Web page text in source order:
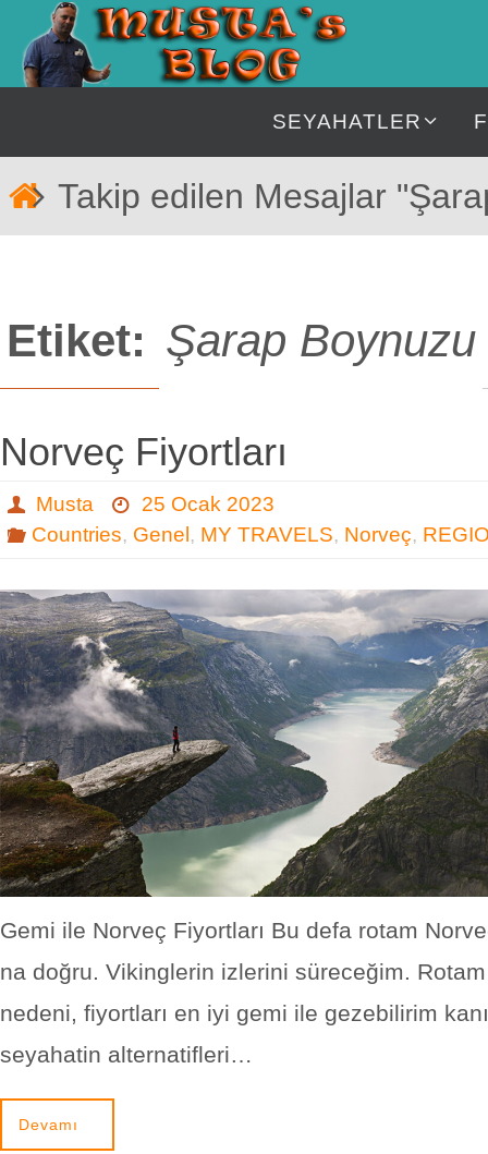
İçeriğe
geç
SEYAHATLER
Takip edilen Mesajlar
Etiket: Şarap Boynuzu
Norveç Fiyortları
Musta
25 Ocak 2023
Countries, Genel , MY TRAVELS, Norveç,
Gemi ile Norveç Fiyortları Bu defa rotam
na doğru. Vikinglerin izlerini süreceğim.
nedeni, fiyortları en iyi gemi ile gezebilirim
seyahatin alternatifleri…
Devamı